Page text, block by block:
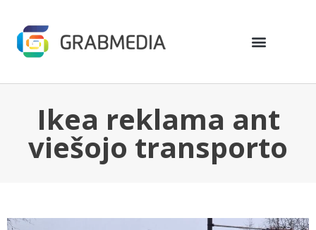
Ikea reklama ant
viešojo transporto